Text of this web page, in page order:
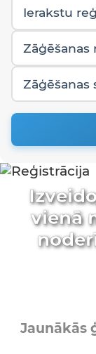
vienā
Jaunākās
Ierakstu
Zāģēšanas
Zāģēšanas